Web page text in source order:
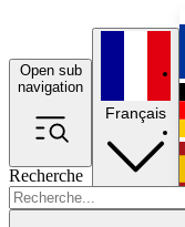
Open sub
navigation
Recherche
Français